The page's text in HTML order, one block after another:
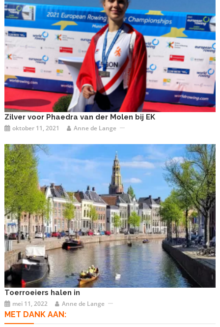
Zilver voor Phaedra van der Molen bij EK
oktober 11, 2021 Anne de Lange
Toerroeiers halen in
mei 11, 2022 Anne de Lange
MET DANK AAN: